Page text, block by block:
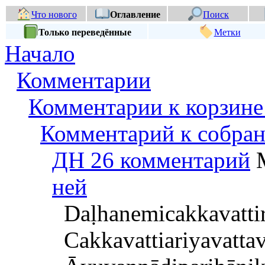
Что нового Оглавление
Поиск
Только переведённые
Метки
Начало
Комментарии
Комментарии к
Комментарий к
ДН 26 комментарий
ней